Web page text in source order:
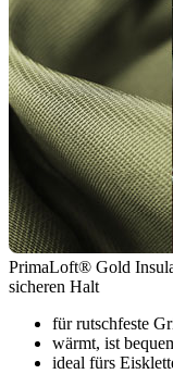
PrimaLoft® Gold
sicheren Halt
für rutschfeste
wärmt, ist
ideal fürs